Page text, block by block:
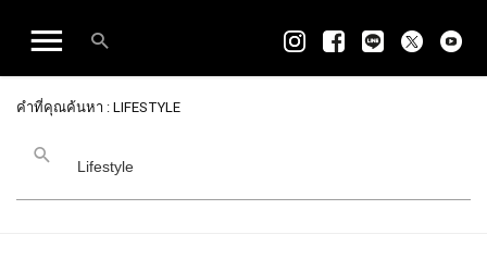
คำที่คุณค้นหา : LIFESTYLE